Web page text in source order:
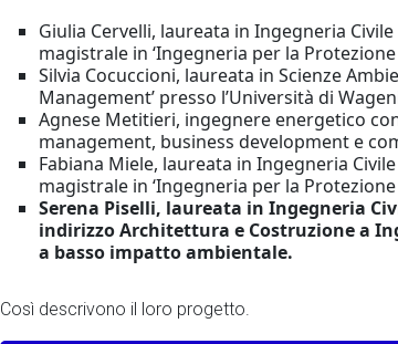
Giulia Cervelli, laureata in Ingegneria
magistrale in ‘Ingegneria per la
Silvia Cocuccioni, laureata in Scienze
Management’ presso l’Università di
Agnese Metitieri, ingegnere energetico
management, business development e
Fabiana Miele, laureata in Ingegneria
magistrale in ‘Ingegneria per la
Serena Piselli, laureata in Ingegneria
indirizzo Architettura e Costruzione a
a basso impatto ambientale.
Così descrivono il loro progetto.